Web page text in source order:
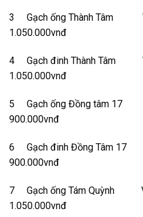
3 Gạch ống Thành Tâm
1.050.000vnđ
4 Gạch đinh Thành Tâm
1.050.000vnđ
5 Gạch ống Đồng tâm
900.000vnđ
6 Gạch đinh Đồng Tâm
900.000vnđ
7 Gạch ống Tám Quỳnh
1.050.000vnđ